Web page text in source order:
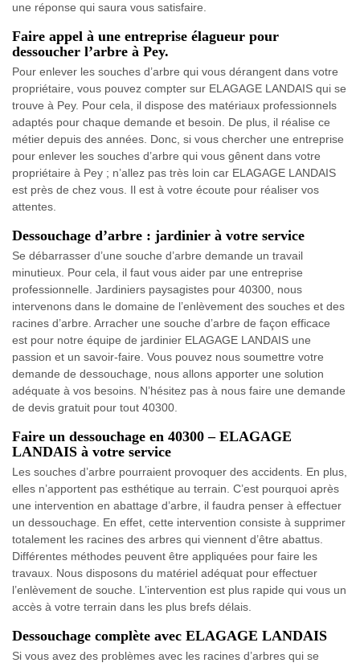
une réponse qui saura vous satisfaire.
Faire appel à une entreprise élagueur pour
dessoucher l’arbre à Pey.
Pour enlever les souches d’arbre qui vous dérangent dans votre
propriétaire, vous pouvez compter sur ELAGAGE LANDAIS qui se
trouve à Pey. Pour cela, il dispose des matériaux professionnels
adaptés pour chaque demande et besoin. De plus, il réalise ce
métier depuis des années. Donc, si vous chercher une entreprise
pour enlever les souches d’arbre qui vous gênent dans votre
propriétaire à Pey ; n’allez pas très loin car ELAGAGE LANDAIS
est près de chez vous. Il est à votre écoute pour réaliser vos
attentes.
Dessouchage d’arbre : jardinier à votre service
Se débarrasser d’une souche d’arbre demande un travail
minutieux. Pour cela, il faut vous aider par une entreprise
professionnelle. Jardiniers paysagistes pour 40300, nous
intervenons dans le domaine de l’enlèvement des souches et des
racines d’arbre. Arracher une souche d’arbre de façon efficace
est pour notre équipe de jardinier ELAGAGE LANDAIS une
passion et un savoir-faire. Vous pouvez nous soumettre votre
demande de dessouchage, nous allons apporter une solution
adéquate à vos besoins. N’hésitez pas à nous faire une demande
de devis gratuit pour tout 40300.
Faire un dessouchage en 40300 – ELAGAGE
LANDAIS à votre service
Les souches d’arbre pourraient provoquer des accidents. En plus,
elles n’apportent pas esthétique au terrain. C’est pourquoi après
une intervention en abattage d’arbre, il faudra penser à effectuer
un dessouchage. En effet, cette intervention consiste à supprimer
totalement les racines des arbres qui viennent d’être abattus.
Différentes méthodes peuvent être appliquées pour faire les
travaux. Nous disposons du matériel adéquat pour effectuer
l’enlèvement de souche. L’intervention est plus rapide qui vous un
accès à votre terrain dans les plus brefs délais.
Dessouchage complète avec ELAGAGE LANDAIS
Si vous avez des problèmes avec les racines d’arbres qui se